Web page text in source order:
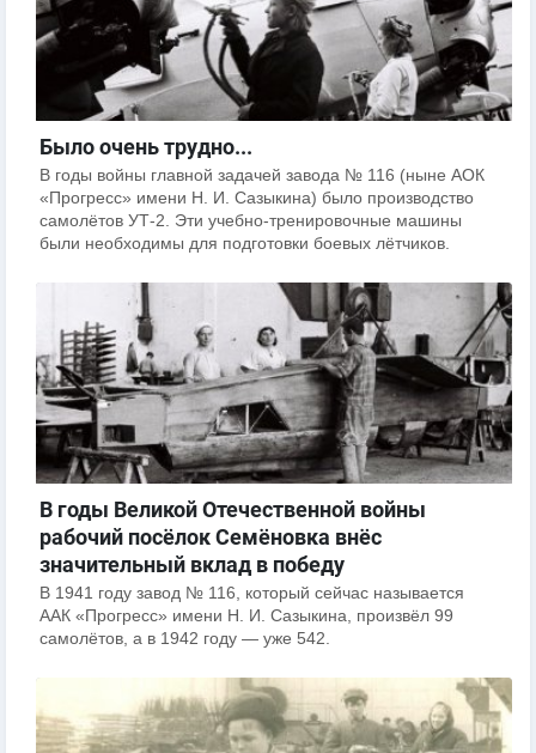
Было очень трудно...
В годы войны главной задачей завода № 116 (ныне АОК
«Прогресс» имени Н. И. Сазыкина) было производство
самолётов УТ-2. Эти учебно-тренировочные машины
были необходимы для подготовки боевых лётчиков.
В годы Великой Отечественной войны
рабочий посёлок Семёновка внёс
значительный вклад в победу
В 1941 году завод № 116, который сейчас называется
ААК «Прогресс» имени Н. И. Сазыкина, произвёл 99
самолётов, а в 1942 году — уже 542.